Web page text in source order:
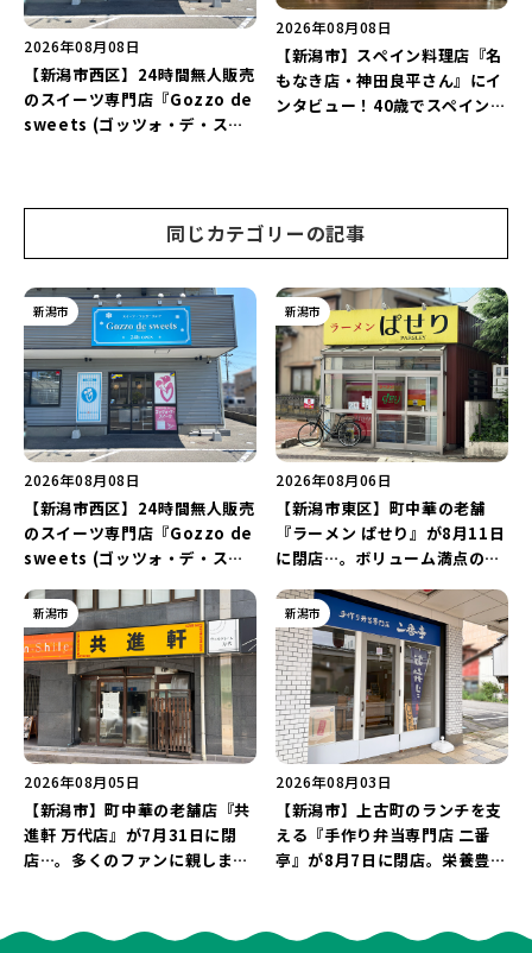
2026年08月08日
【新潟市西区】24時間無人販売
のスイーツ専門店『Gozzo de
sweets (ゴッツォ・デ・スイ
2026年08月08日
【新潟市】スペイン料理店『名
もなき店・神田良平さん』にイ
ンタビュー！40歳でスペインへ
同じカテゴリーの記事
新潟市
2026年08月08日
【新潟市西区】24時間無人販売
のスイーツ専門店『Gozzo de
sweets (ゴッツォ・デ・スイ
店…。一部商品は姉妹店で販売
継続！
新潟市
2026年08月06日
【新潟市東区】町中華の老舗
『ラーメン ぱせり』が8月11日
に閉店…。ボリューム満点の名
新潟市
2026年08月05日
【新潟市】町中華の老舗店『共
進軒 万代店』が7月31日に閉
店…。多くのファンに親しまれ
新潟市
2026年08月03日
【新潟市】上古町のランチを支
える『手作り弁当専門店 二番
亭』が8月7日に閉店。栄養豊富